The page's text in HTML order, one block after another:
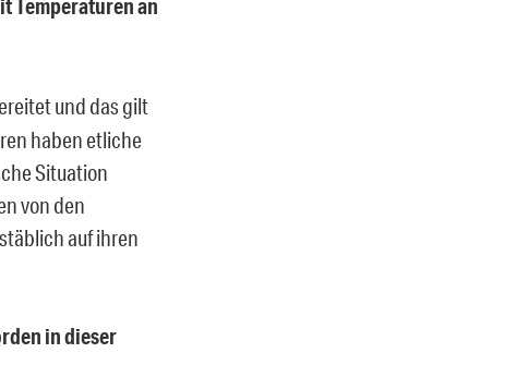
Temperaturen an
und das gilt
haben etliche
Situation
von den
auf ihren
in dieser